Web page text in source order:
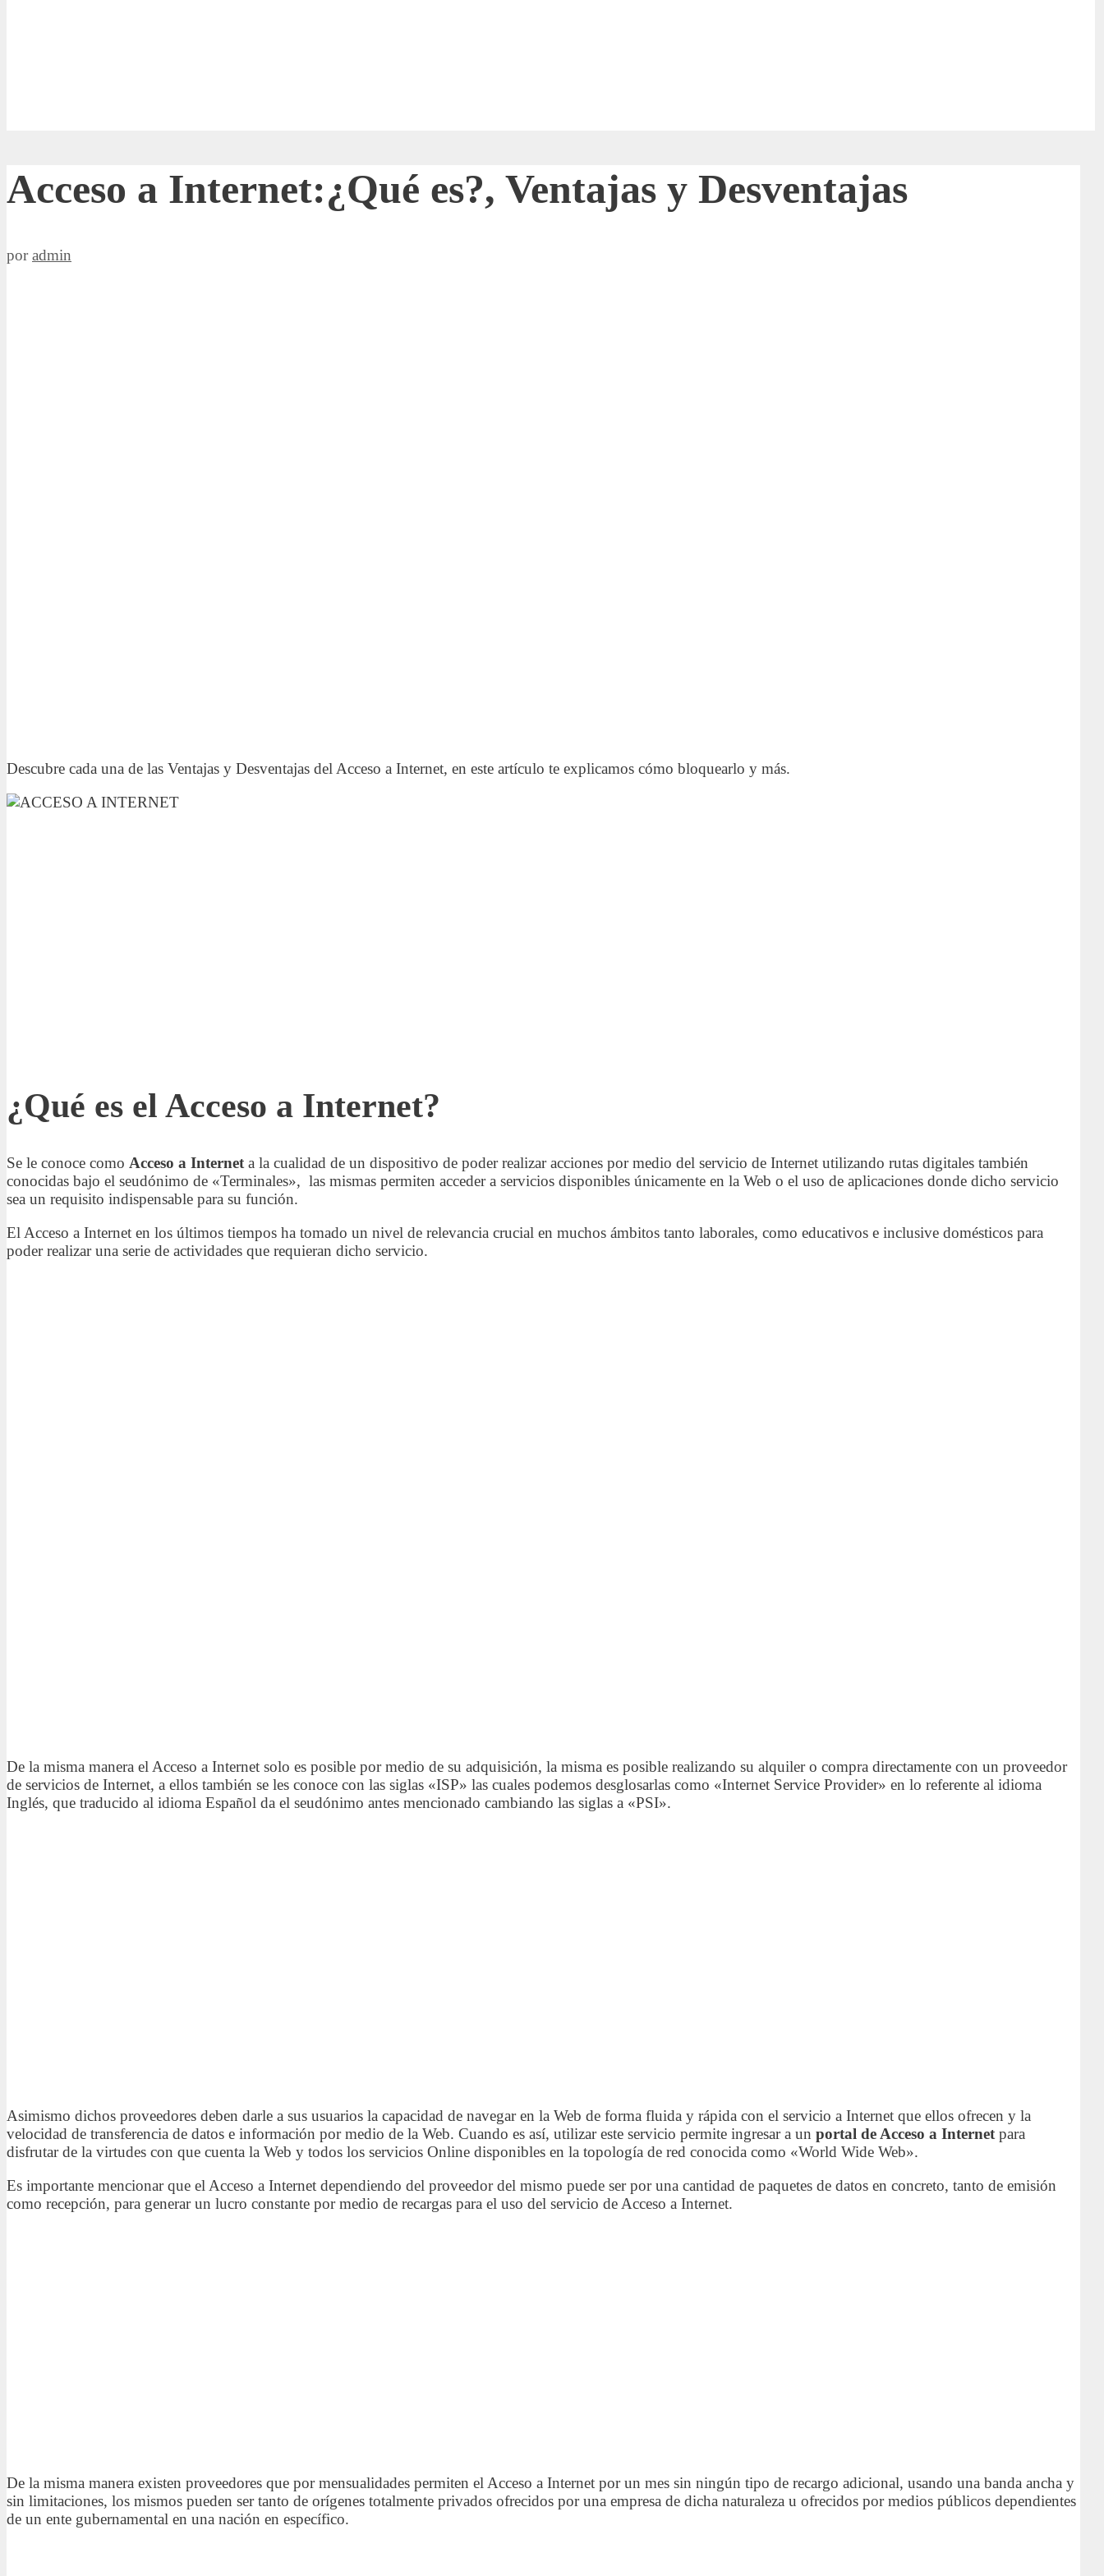
Acceso a Internet:¿Qué es?, Ventajas y Desventajas
poradmin
Descubre cada una de las Ventajas y Desventajas del Acceso a Internet, en este artículo te explicamos cómo bloquearlo y más.
¿Qué es el Acceso a Internet?
Se le conoce como Acceso a Internet a la cualidad de un dispositivo de poder realizar acciones por medio del servicio de Internet utilizando rutas digitales también
conocidas bajo el seudónimo de «Terminales», las mismas permiten acceder a servicios disponibles únicamente en la Web o el uso de aplicaciones donde dicho servicio
sea un requisito indispensable para su función.
El Acceso a Internet en los últimos tiempos ha tomado un nivel de relevancia crucial en muchos ámbitos tanto laborales, como educativos e inclusive domésticos para
poder realizar una serie de actividades que requieran dicho servicio.
De la misma manera el Acceso a Internet solo es posible por medio de su adquisición, la misma es posible realizando su alquiler o compra directamente con un proveedor
de servicios de Internet, a ellos también se les conoce con las siglas «ISP» las cuales podemos desglosarlas como «Internet Service Provider» en lo referente al idioma
Inglés, que traducido al idioma Español da el seudónimo antes mencionado cambiando las siglas a «PSI».
Asimismo dichos proveedores deben darle a sus usuarios la capacidad de navegar en la Web de forma fluida y rápida con el servicio a Internet que ellos ofrecen y la
velocidad de transferencia de datos e información por medio de la Web. Cuando es así, utilizar este servicio permite ingresar a un portal de Acceso a Internet para
disfrutar de la virtudes con que cuenta la Web y todos los servicios Online disponibles en la topología de red conocida como «World Wide Web».
Es importante mencionar que el Acceso a Internet dependiendo del proveedor del mismo puede ser por una cantidad de paquetes de datos en concreto, tanto de emisión
como recepción, para generar un lucro constante por medio de recargas para el uso del servicio de Acceso a Internet.
De la misma manera existen proveedores que por mensualidades permiten el Acceso a Internet por un mes sin ningún tipo de recargo adicional, usando una banda ancha y
sin limitaciones, los mismos pueden ser tanto de orígenes totalmente privados ofrecidos por una empresa de dicha naturaleza u ofrecidos por medios públicos dependientes
de un ente gubernamental en una nación en específico.